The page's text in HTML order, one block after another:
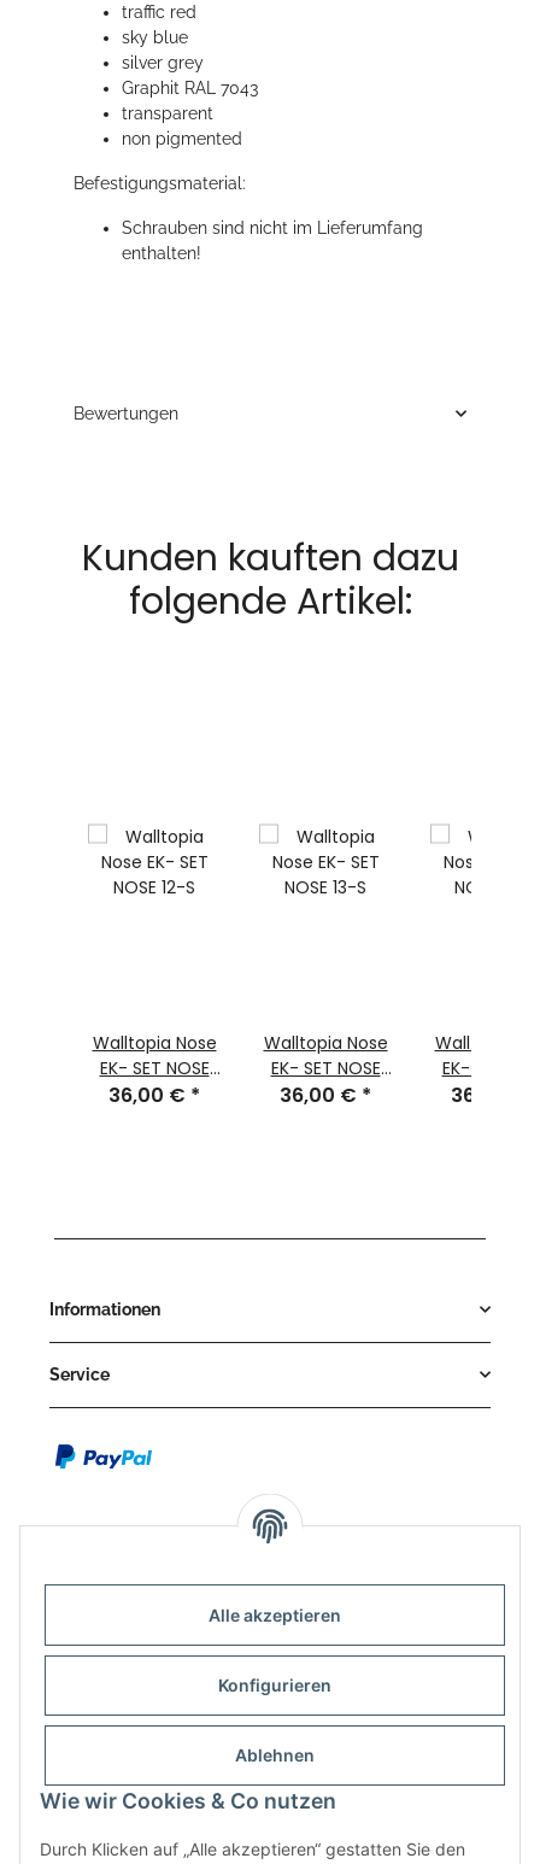
Alle akzeptieren
Konfigurieren
Ablehnen
Wie wir Cookies & Co nutzen
Durch Klicken auf „Alle akzeptieren“ gestatten Sie den
traffic red
sky blue
silver grey
Graphit RAL 7043
transparent
non pigmented
Befestigungsmaterial:
Schrauben sind nicht im Lieferumfang
enthalten!
Bewertungen
Kunden kauften dazu
folgende Artikel:
Walltopia Nose
EK- SET NOSE
12-S
36,00 € *
Walltopia Nose
EK- SET NOSE
13-S
36,00 € *
Walltopia
EK- SET
36,00 €
Informationen
Service
Outdoor-Consulting GmbH
Kreuzäcker 13/1
D-88214 Ravensburg
+49 (751) 65285530
info@klettershop.de